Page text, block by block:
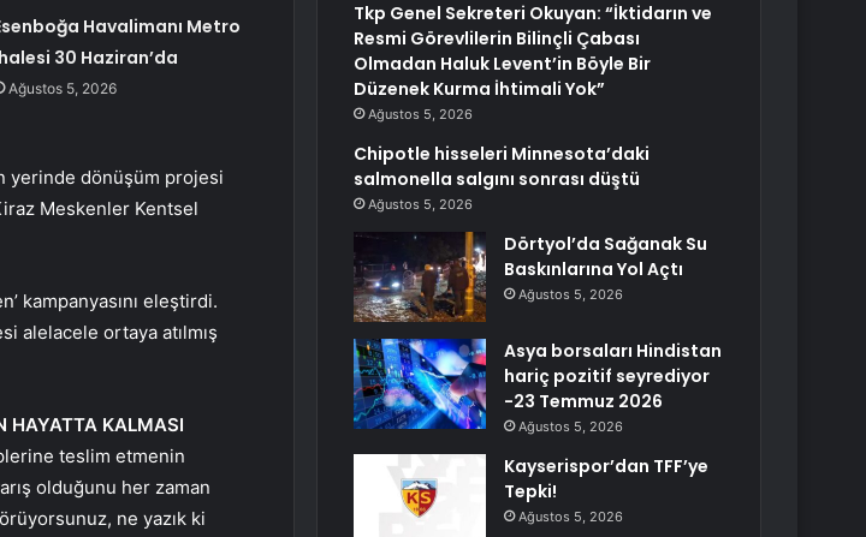
Havalimanı Metro
30 Haziran’da
Ağustos 5, 2026
yerinde dönüşüm projesi
Meskenler Kentsel
kampanyasını eleştirdi.
alelacele ortaya atılmış
HAYATTA KALMASI
teslim etmenin
olduğunu her zaman
ne yazık ki
Tkp Genel Sekreteri Okuyan: “İktidarın ve
Resmi Görevlilerin Bilinçli Çabası
Olmadan Haluk Levent’in Böyle Bir
Düzenek Kurma İhtimali Yok”
Ağustos 5, 2026
Chipotle hisseleri Minnesota’daki
salmonella salgını sonrası düştü
Ağustos 5, 2026
Dörtyol’da Sağanak Su
Baskınlarına Yol Açtı
Ağustos 5, 2026
Asya borsaları Hindistan
hariç pozitif seyrediyor
-23 Temmuz 2026
Ağustos 5, 2026
Kayserispor’dan TFF’ye
Tepki!
Ağustos 5, 2026